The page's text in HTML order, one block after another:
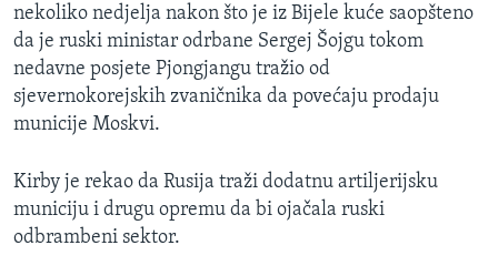
nekoliko nedjelja nakon što je iz Bijele kuće saopšteno
da je ruski ministar odrbane Sergej Šojgu tokom
nedavne posjete Pjongjangu tražio od
sjevernokorejskih zvaničnika da povećaju prodaju
municije Moskvi.
Kirby je rekao da Rusija traži dodatnu artiljerijsku
municiju i drugu opremu da bi ojačala ruski
odbrambeni sektor.